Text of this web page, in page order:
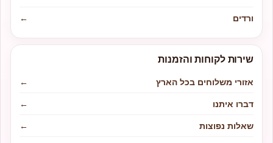
ורדים
←
שירות לקוחות והזמנות
אזורי משלוחים בכל הארץ
←
דברו איתנו
←
שאלות נפוצות
←